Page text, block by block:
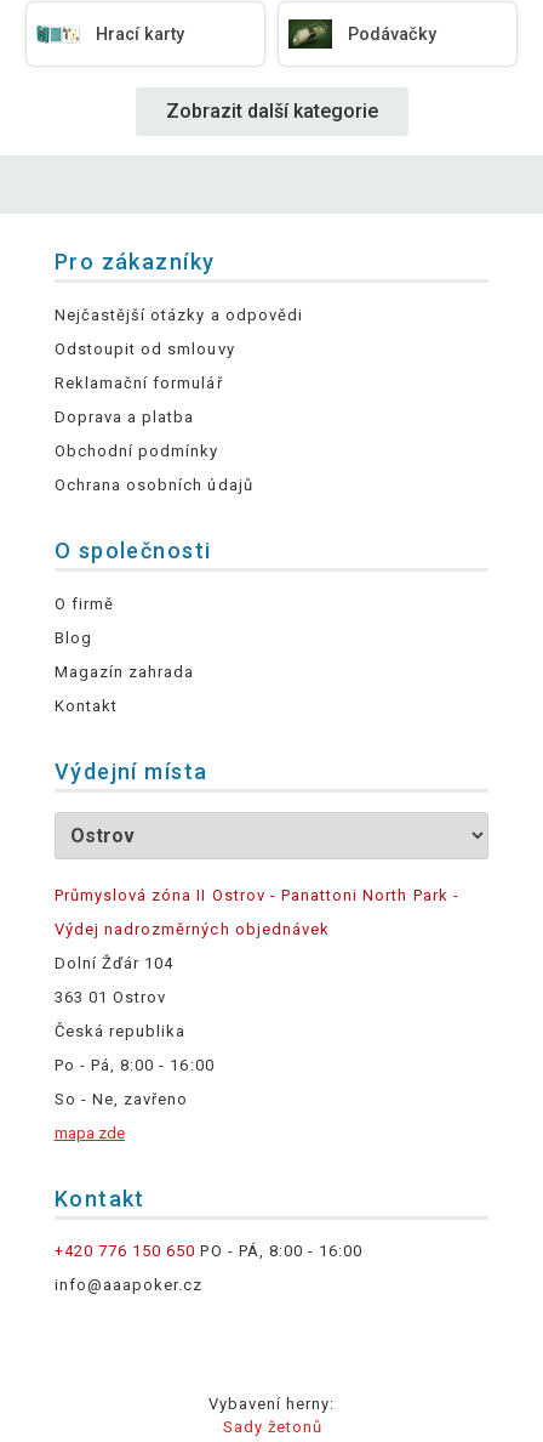
Hrací karty Podávačky
Zobrazit další kategorie
Pro zákazníky
Nejčastější otázky a odpovědi
Odstoupit od smlouvy
Reklamační formulář
Doprava a platba
Obchodní podmínky
Ochrana osobních údajů
O společnosti
O firmě
Blog
Magazín zahrada
Kontakt
Výdejní místa
Průmyslová zóna II Ostrov - Panattoni North Park -
Výdej nadrozměrných objednávek
Dolní Žďár 104
363 01 Ostrov
Česká republika
Po - Pá, 8:00 - 16:00
So - Ne, zavřeno
mapa zde
Kontakt
+420 776 150 650 PO - PÁ, 8:00 - 16:00
info@aaapoker.cz
Vybavení herny:
Sady žetonů